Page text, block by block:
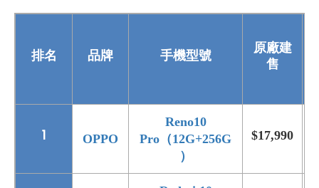
排名 品牌 手機型號
原廠建
售
1 OPPO
Reno10
Pro（12G+256G
）
$17,990